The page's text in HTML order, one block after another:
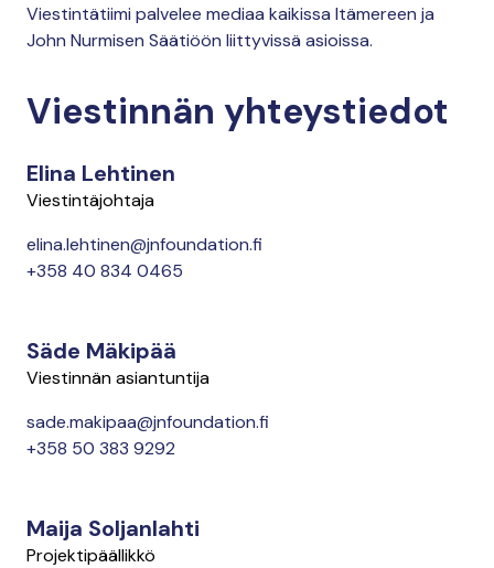
Viestintätiimi palvelee mediaa kaikissa Itämereen ja
John Nurmisen Säätiöön liittyvissä asioissa.
Viestinnän yhteystiedot
Elina Lehtinen
Viestintäjohtaja
elina.lehtinen@jnfoundation.fi
+358 40 834 0465
Säde Mäkipää
Viestinnän asiantuntija
sade.makipaa@jnfoundation.fi
+358 50 383 9292
Maija Soljanlahti
Projektipäällikkö